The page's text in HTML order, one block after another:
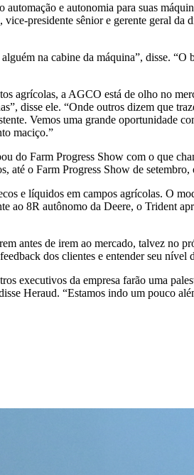
e autonomia para suas
presidente sênior e gerente geral
na cabine da máquina”, disse.
agrícolas, a AGCO está de olho no
disse ele. “Onde outros dizem que
Vemos uma grande oportunidade
maciço.”
do Farm Progress Show com o que
o Farm Progress Show de
e líquidos em campos agrícolas. O
8R autônomo da Deere, o Trident
antes de irem ao mercado, talvez no
dos clientes e entender seu
executivos da empresa farão uma
Heraud. “Estamos indo um pouco